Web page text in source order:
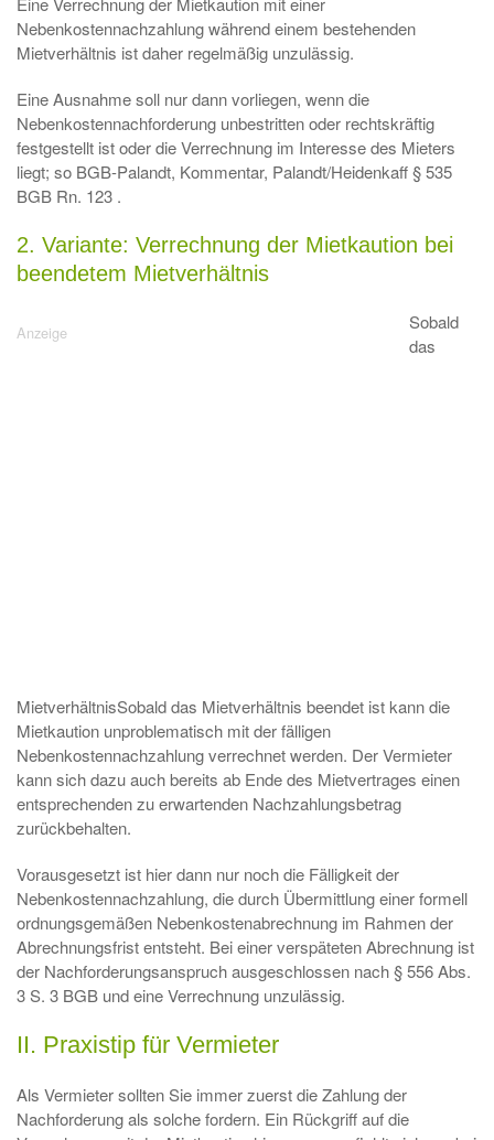
Nebenkostennachzahlung während einem bestehenden
Mietverhältnis ist daher regelmäßig unzulässig.
Eine Ausnahme soll nur dann vorliegen, wenn die
Nebenkostennachforderung unbestritten oder rechtskräftig
festgestellt ist oder die Verrechnung im Interesse des Mieters
liegt; so BGB-Palandt, Kommentar, Palandt/Heidenkaff § 535
BGB Rn. 123 .
2. Variante: Verrechnung der Mietkaution bei
beendetem Mietverhältnis
Sobald
das
MietverhältnisSobald das Mietverhältnis beendet ist kann die
Mietkaution unproblematisch mit der fälligen
Nebenkostennachzahlung verrechnet werden. Der Vermieter
kann sich dazu auch bereits ab Ende des Mietvertrages einen
entsprechenden zu erwartenden Nachzahlungsbetrag
zurückbehalten.
Vorausgesetzt ist hier dann nur noch die Fälligkeit der
Nebenkostennachzahlung, die durch Übermittlung einer formell
ordnungsgemäßen Nebenkostenabrechnung im Rahmen der
Abrechnungsfrist entsteht. Bei einer verspäteten Abrechnung ist
der Nachforderungsanspruch ausgeschlossen nach § 556 Abs.
3 S. 3 BGB und eine Verrechnung unzulässig.
II. Praxistip für Vermieter
Als Vermieter sollten Sie immer zuerst die Zahlung der
Nachforderung als solche fordern. Ein Rückgriff auf die